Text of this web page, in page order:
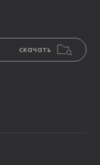
скачать